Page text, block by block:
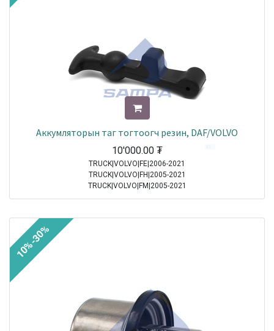
Аккумляторын таг тогтоогч резин, DAF/VOLVO
10'000.00₮
TRUCK|VOLVO|FE|2006-2021
TRUCK|VOLVO|FH|2005-2021
TRUCK|VOLVO|FM|2005-2021
TRUCK|DAF|95XF|1997-2002
TRUCK|DAF|75CF|1998-2000
TRUCK|DAF|XF95|2002-2006
TRUCK|MERCEDES|Atego 2|2004-2021
TRUCK|MERCEDES|Axor 2|2004-2021
10%-30%